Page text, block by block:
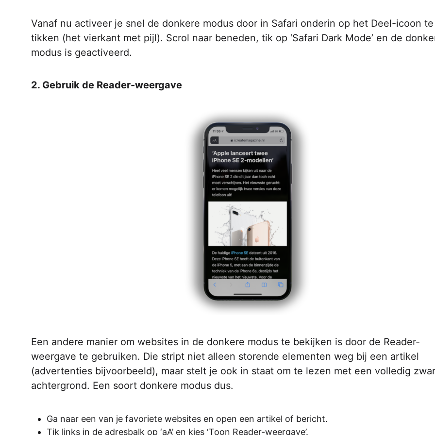
Vanaf nu activeer je snel de donkere modus door in Safari onderin op het Deel-icoon te
tikken (het vierkant met pijl). Scrol naar beneden, tik op ‘Safari Dark Mode’ en de
modus is geactiveerd.
2. Gebruik de Reader-weergave
Een andere manier om websites in de donkere modus te bekijken is door de Reader-
weergave te gebruiken. Die stript niet alleen storende elementen weg bij een artikel
(advertenties bijvoorbeeld), maar stelt je ook in staat om te lezen met een volledig
achtergrond. Een soort donkere modus dus.
Ga naar een van je favoriete websites en open een artikel of bericht.
Tik links in de adresbalk op ‘aA’ en kies ‘Toon Reader-weergave’.